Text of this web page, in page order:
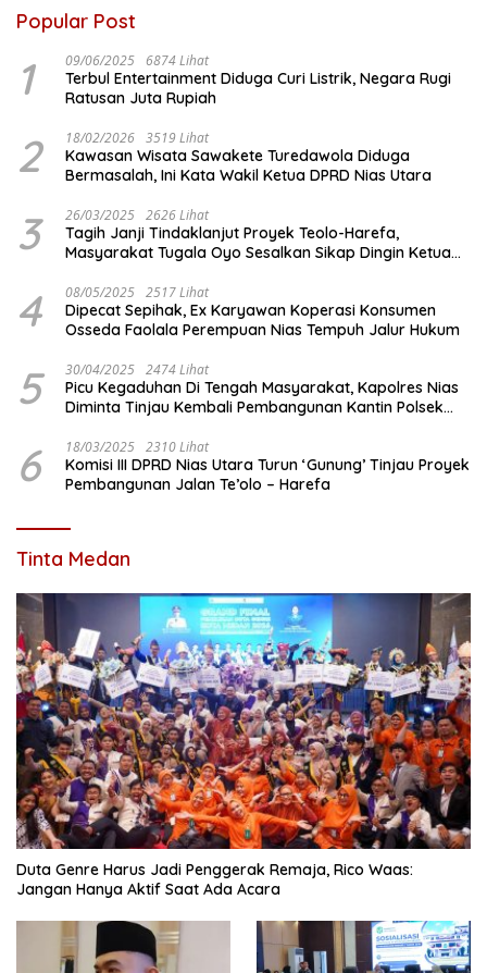
Popular Post
1 09/06/2025 6874 Lihat
Terbul Entertainment Diduga Curi Listrik, Negara Rugi
Ratusan Juta Rupiah
2 18/02/2026 3519 Lihat
Kawasan Wisata Sawakete Turedawola Diduga
Bermasalah, Ini Kata Wakil Ketua DPRD Nias Utara
3 26/03/2025 2626 Lihat
Tagih Janji Tindaklanjut Proyek Teolo-Harefa,
Masyarakat Tugala Oyo Sesalkan Sikap Dingin Ketua
4 08/05/2025 2517 Lihat
Dipecat Sepihak, Ex Karyawan Koperasi Konsumen
Osseda Faolala Perempuan Nias Tempuh Jalur Hukum
5 30/04/2025 2474 Lihat
Picu Kegaduhan Di Tengah Masyarakat, Kapolres Nias
Diminta Tinjau Kembali Pembangunan Kantin Polsek
6 18/03/2025 2310 Lihat
Komisi III DPRD Nias Utara Turun ‘Gunung’ Tinjau Proyek
Pembangunan Jalan Te’olo – Harefa
Tinta Medan
Duta Genre Harus Jadi Penggerak Remaja, Rico Waas:
Jangan Hanya Aktif Saat Ada Acara